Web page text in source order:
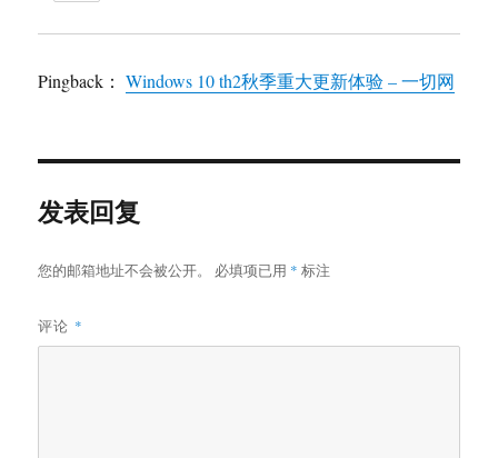
Pingback：Windows 10 th2秋季重大更新体验 – 一切网
发表回复
您的邮箱地址不会被公开。 必填项已用 * 标注
评论 *